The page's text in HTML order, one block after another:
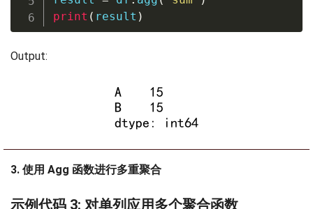
print ( result )
Output:
3. 使用 Agg 函数进行多重聚合
示例代码 3: 对单列应用多个聚合函数